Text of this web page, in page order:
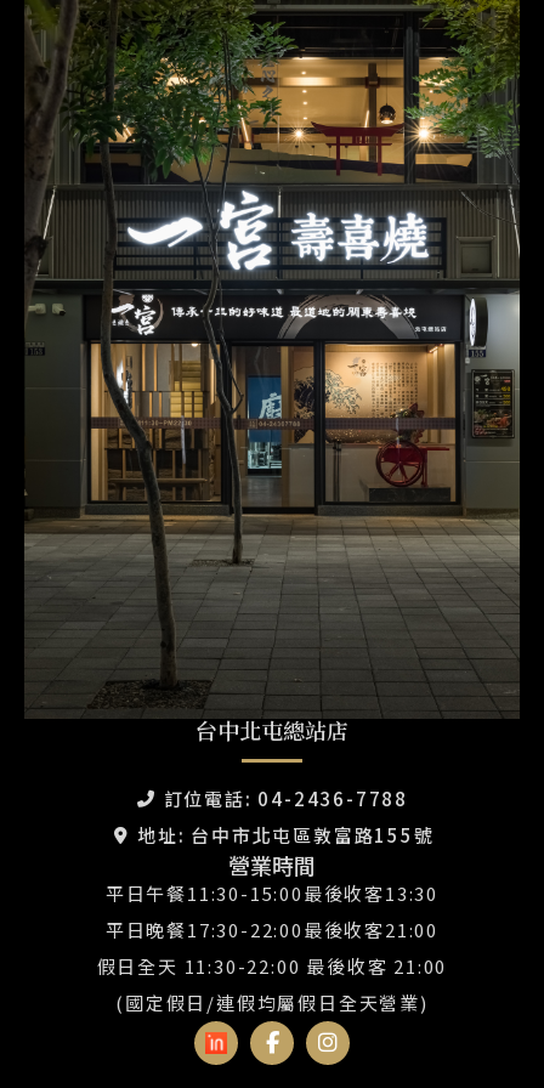
台中北屯總站店
訂位電話: 04-2436-7788
地址: 台中市北屯區敦富路155號
營業時間
平日午餐11:30-15:00最後收客13:30
平日晚餐17:30-22:00最後收客21:00
假日全天 11:30-22:00 最後收客 21:00
(國定假日/連假均屬假日全天營業)